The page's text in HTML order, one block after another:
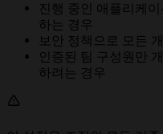
진행 중인 애플리케
하는 경우
보안 정책으로 모든
인증된 팀 구성원만
하려는 경우